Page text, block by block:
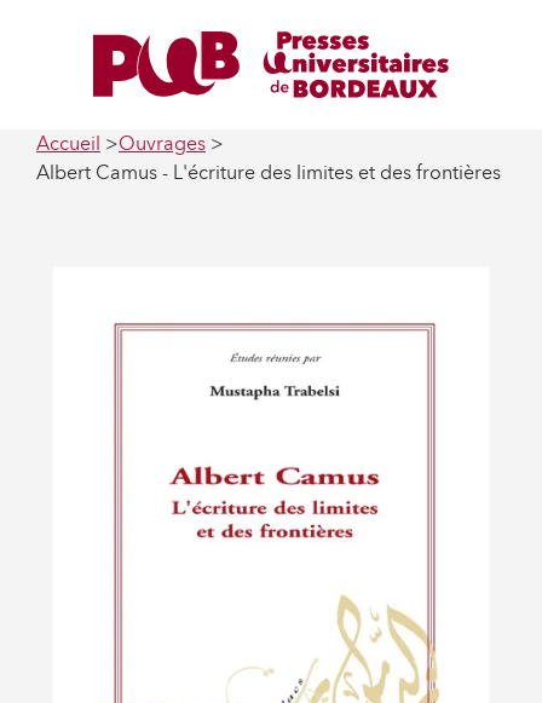
Accueil
Ouvrages
Albert Camus - L'écriture des limites et des frontières